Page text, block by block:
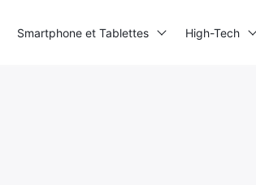
Smartphone et Tablettes High-Tech